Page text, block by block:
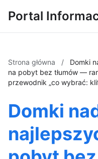
Portal
Strona główna /
Domki
na pobyt bez tłumów —
przewodnik „co wybrać:
Domki